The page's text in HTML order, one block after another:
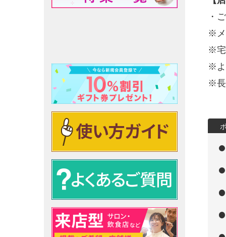
・
※メ
※宅
※よ
※長